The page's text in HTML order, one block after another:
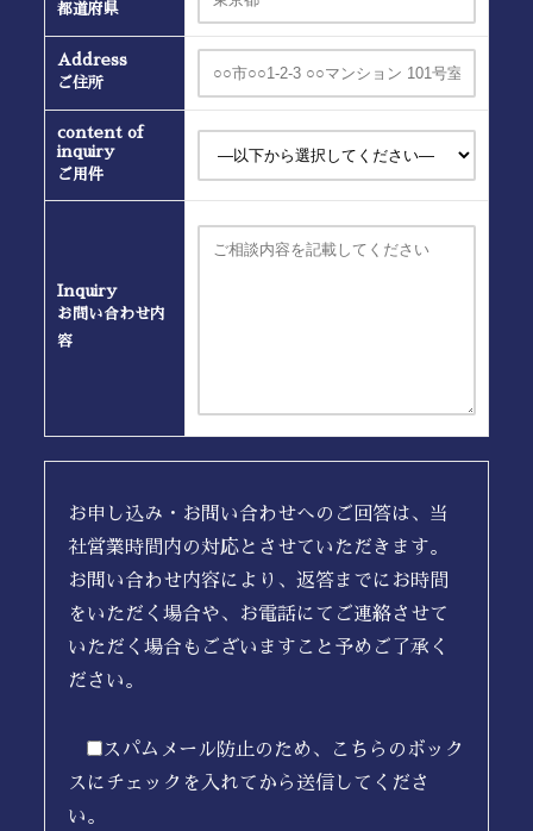
都道府県
Address
ご住所
content of
inquiry
ご用件
Inquiry
お問い合わせ内
容
お申し込み・お問い合わせへのご回答は、当
社営業時間内の対応とさせていただきます。
お問い合わせ内容により、返答までにお時間
をいただく場合や、お電話にてご連絡させて
いただく場合もございますこと予めご了承く
ださい。
スパムメール防止のため、こちらのボック
スにチェックを入れてから送信してくださ
い。